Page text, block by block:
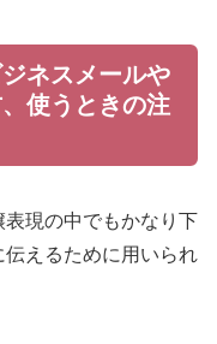
ネスメールや
使うときの注
表現の中でもかなり下
伝えるために用いられ